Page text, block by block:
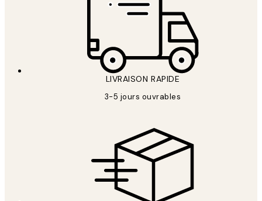
LIVRAISON RAPIDE
3-5 jours ouvrables